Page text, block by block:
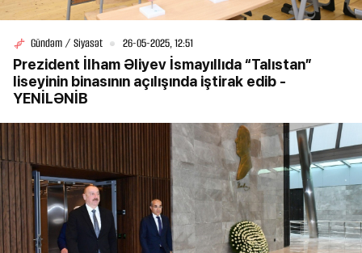
Gündəm / Siyasət 26-05-2025, 12:51
Prezident İlham Əliyev İsmayıllıda “Talıstan”
liseyinin binasının açılışında iştirak edib -
YENİLƏNİB